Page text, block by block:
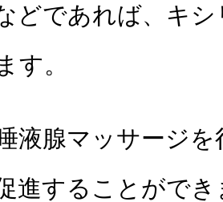
どであれば、キ
す。
液腺マッサージ
進することができ